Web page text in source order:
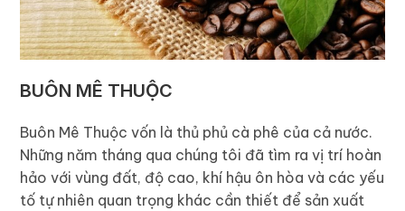
BUÔN MÊ THUỘC
Buôn Mê Thuộc vốn là thủ phủ cà phê của cả nước.
Những năm tháng qua chúng tôi đã tìm ra vị trí hoàn
hảo với vùng đất, độ cao, khí hậu ôn hòa và các yếu
tố tự nhiên quan trọng khác cần thiết để sản xuất